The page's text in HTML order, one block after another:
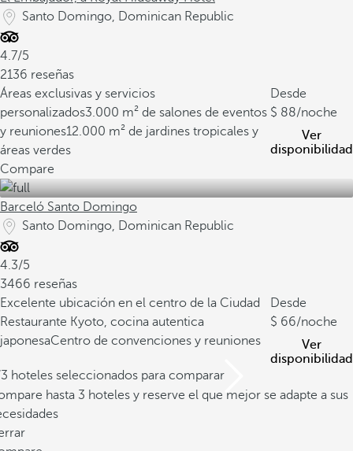
Santo Domingo, Dominican Republic
4.7/5
2136 reseñas
Áreas exclusivas y servicios
personalizados3.000 m² de salones de eventos
y reuniones12.000 m² de jardines tropicales y
áreas verdes
Desde
88/noche
Ver
disponibilidad
Compare
Barceló Santo Domingo
Santo Domingo, Dominican Republic
4.3/5
3466 reseñas
Excelente ubicación en el centro de la Ciudad
Restaurante Kyoto, cocina autentica
japonesaCentro de convenciones y reuniones
Desde
66/noche
Ver
disponibilidad
hoteles seleccionados para comparar
hasta 3 hoteles y reserve el que mejor se adapte a sus